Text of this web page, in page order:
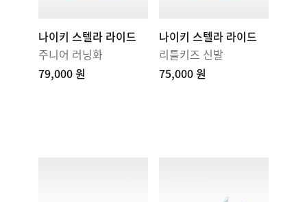
나이키 스텔라 라이드
주니어 러닝화
79,000 원
나이키 스텔라 라이드
리틀키즈 신발
75,000 원